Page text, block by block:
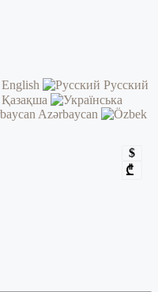
English
Русский
Қазақша
Azərbaycan
$
₾